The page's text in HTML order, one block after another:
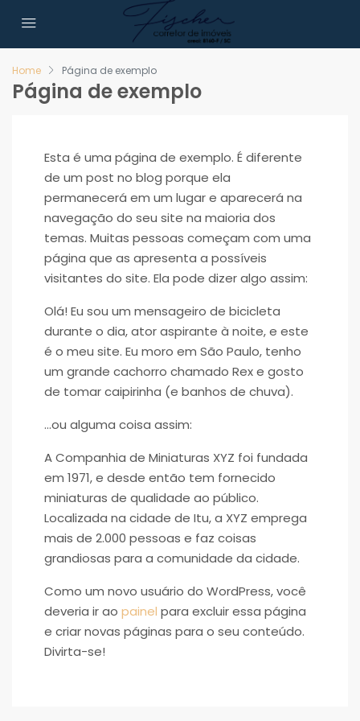
Home Página de exemplo
Página de exemplo
Esta é uma página de exemplo. É diferente
de um post no blog porque ela
permanecerá em um lugar e aparecerá na
navegação do seu site na maioria dos
temas. Muitas pessoas começam com uma
página que as apresenta a possíveis
visitantes do site. Ela pode dizer algo assim:
Olá! Eu sou um mensageiro de bicicleta
durante o dia, ator aspirante à noite, e este
é o meu site. Eu moro em São Paulo, tenho
um grande cachorro chamado Rex e gosto
de tomar caipirinha (e banhos de chuva).
…ou alguma coisa assim:
A Companhia de Miniaturas XYZ foi fundada
em 1971, e desde então tem fornecido
miniaturas de qualidade ao público.
Localizada na cidade de Itu, a XYZ emprega
mais de 2.000 pessoas e faz coisas
grandiosas para a comunidade da cidade.
Como um novo usuário do WordPress, você
deveria ir ao painel para excluir essa página
e criar novas páginas para o seu conteúdo.
Divirta-se!